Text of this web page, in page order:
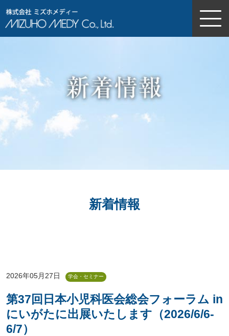
新着情報
2026年05月27日 学会・セミナー
第37回日本小児科医会総会フォーラム in
にいがたに出展いたします（2026/6/6-
6/7）